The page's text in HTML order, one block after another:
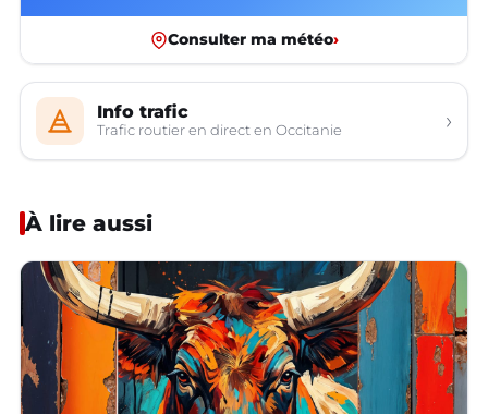
Consulter ma météo›
Info trafic
Trafic routier en direct en Occitanie ›
À lire aussi